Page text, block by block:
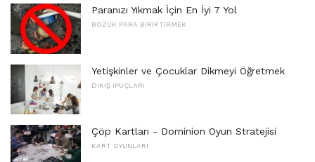
Paranızı Yıkmak İçin En İyi 7 Yol
BOZUK PARA BIRIKTIRMEK
Yetişkinler ve Çocuklar Dikmeyi Öğretmek
DIKIŞ IPUÇLARI
Çöp Kartları - Dominion Oyun Stratejisi
KART OYUNLARI